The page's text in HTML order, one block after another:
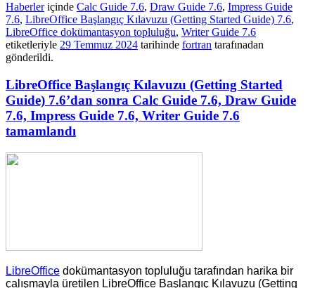
Haberleriçinde Calc Guide 7.6, Draw Guide 7.6, Impress Guide
7.6, LibreOffice Başlangıç Kılavuzu (Getting Started Guide) 7.6,
LibreOffice dokümantasyon topluluğu, Writer Guide 7.6
etiketleriyle 29 Temmuz 2024 tarihinde fortran tarafınadan
gönderildi.
LibreOffice Başlangıç Kılavuzu (Getting Started
Guide) 7.6’dan sonra Calc Guide 7.6, Draw Guide
7.6, Impress Guide 7.6, Writer Guide 7.6
tamamlandı
LibreOffice dokümantasyon topluluğu tarafından harika bir
çalışmayla üretilen LibreOffice Başlangıç Kılavuzu (Getting